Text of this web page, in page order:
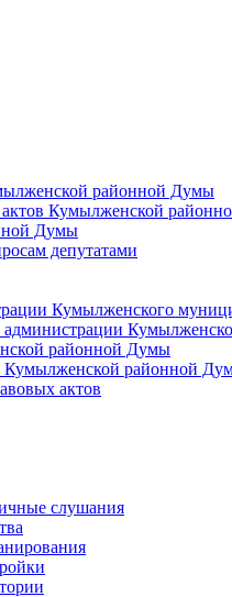
районной Думы
Кумылженской
Думы
депутатами
Кумылженского
районной Думы
Кумылженской районной
актов
слушания